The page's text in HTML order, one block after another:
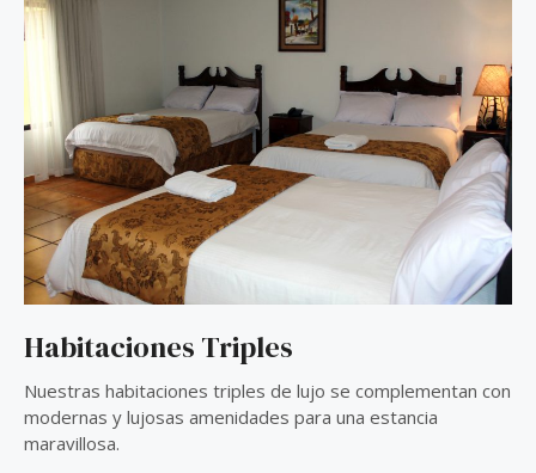
Habitaciones Triples
Nuestras habitaciones triples de lujo se complementan con
modernas y lujosas amenidades para una estancia
maravillosa.